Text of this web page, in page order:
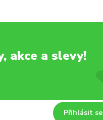
akce a slevy!
Přihlásit se